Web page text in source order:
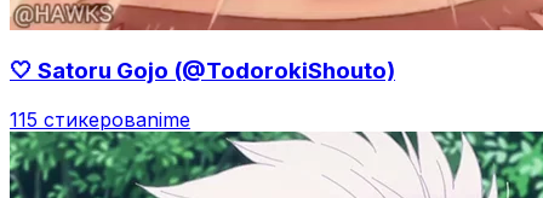
🤍 Satoru Gojo (@TodorokiShouto)
115 стикеровanime